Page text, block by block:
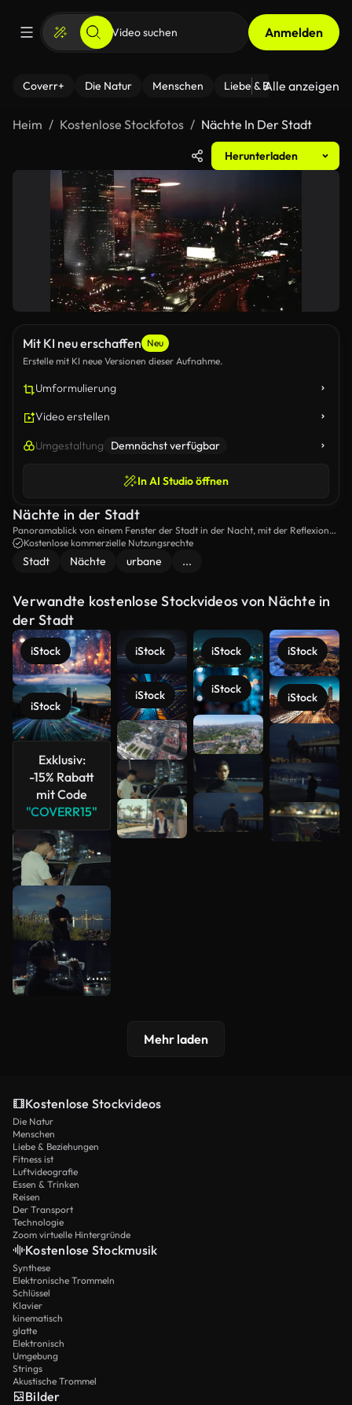
Anmelden
Coverr+ Die Natur Menschen Liebe & Beziehungen
Alle anzeigen
Heim Kostenlose Stockfotos Nächte In Der Stadt
Herunterladen
Mit KI neu erschaffen Neu
Erstelle mit KI neue Versionen dieser Aufnahme.
Umformulierung
Video erstellen
Umgestaltung Demnächst verfügbar
In AI Studio öffnen
Nächte in der Stadt
Panoramablick von einem Fenster der Stadt in der Nacht, mit der Reflexion
zeigt Menschen, die sozialisieren.
Kostenlose kommerzielle Nutzungsrechte
Stadt Nächte urbane ...
Verwandte kostenlose Stockvideos von Nächte in
der Stadt
iStock
iStock
Exklusiv:
-15% Rabatt
mit Code
"COVERR15"
iStock
iStock
iStock
iStock
iStock
iStock
Mehr
anzeigen
Mehr laden
Kostenlose Stockvideos
Die Natur
Menschen
Liebe & Beziehungen
Fitness ist
Luftvideografie
Essen & Trinken
Reisen
Der Transport
Technologie
Zoom virtuelle Hintergründe
Kostenlose Stockmusik
Synthese
Elektronische Trommeln
Schlüssel
Klavier
kinematisch
glatte
Elektronisch
Umgebung
Strings
Akustische Trommel
Bilder